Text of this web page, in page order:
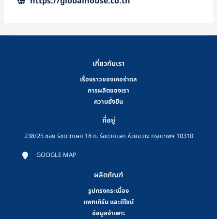
เกี่ยวกับเรา
เรื่องราวของเคอร่าดล
การผลิตของเรา
ความยั่งยืน
ที่อยู่
238/25 ซอย รัชดาภิเษก 18 ถ. รัชดาภิเษก ห้วยขวาง กรุงเทพฯ 10310
GOOGLE MAP
ผลิตภัณฑ์
รูปทรงกระเบื้อง
แพทเทิร์น และดีไซน์
ข้อมูลจำเพาะ